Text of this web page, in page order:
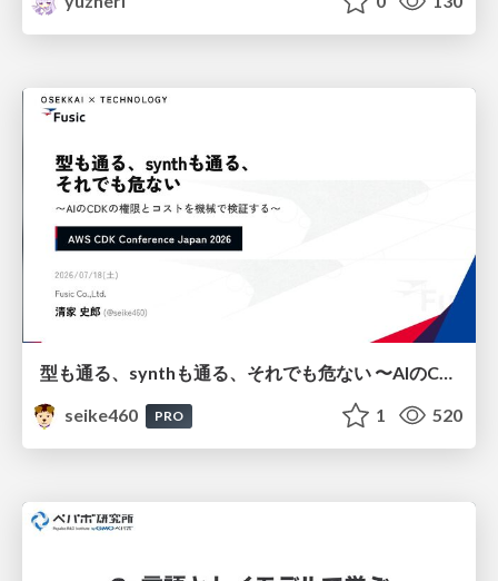
型も通る、synthも通る、それでも危ない 〜AIのCDKの権限とコストを機械で検証する〜 / It Passes Type Checks, It Passes Synth Checks, but It’s Still Risky — Automatically Verifying Permissions and Costs in AI’s CDK —
seike460
PRO 1 520